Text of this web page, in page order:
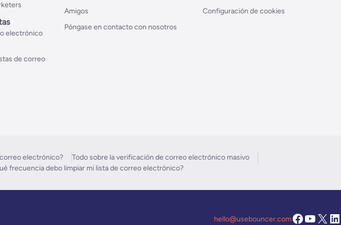
electrónico
de correo
Amigos
Póngase en contacto con nosotros
Configuración de cookies
electrónico?
Todo sobre la verificación de correo electrónico masivo
frecuencia debo limpiar mi lista de correo electrónico?
hello@usebouncer.com